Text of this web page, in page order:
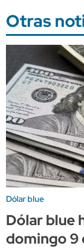
Otras
Dólar blue
Dólar blue
domingo 9